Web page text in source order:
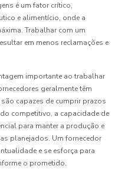
é um fator crítico,
e alimentício, onde a
Trabalhar com um
em menos reclamações e
importante ao trabalhar
geralmente têm
capazes de cumprir prazos
competitivo, a capacidade de
para manter a produção e
planejados. Um fornecedor
e se esforça para
o prometido.